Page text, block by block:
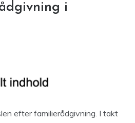
i
efter familierådgivning. I takt